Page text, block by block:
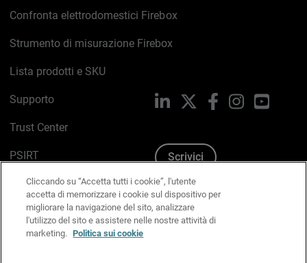
Confronta elettrodomestici Firebox
Strumento di misurazione Firebox
Lista prodotti e SKU
Supporto
Trust Center
PSIRT
Politica sui cookie
Informativa sulla privacy
Kit Media & Brand
LinkedIn FacebookInstagram
Scrivici
Cliccando su “Accetta tutti i cookie”, l'utente
accetta di memorizzare i cookie sul dispositivo per
migliorare la navigazione del sito, analizzare
l'utilizzo del sito e assistere nelle nostre attività di
marketing. Politica sui cookie